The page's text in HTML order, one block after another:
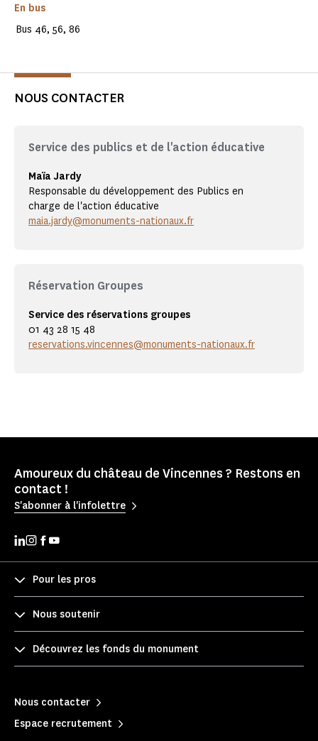
En bus
Bus 46, 56, 86
NOUS CONTACTER
Service des publics et de l'action éducative
Maïa Jardy
Responsable du développement des Publics en
charge de l'action éducative
maia.jardy@monuments-nationaux.fr
Réservation Groupes
Service des réservations groupes
01 43 28 15 48
reservations.vincennes@monuments-nationaux.fr
Amoureux du château de Vincennes ? Restons en
contact !
S'abonner à l'infolettre
Pour les pros
Nous soutenir
Découvrez les fonds du monument
Nous contacter
Espace recrutement